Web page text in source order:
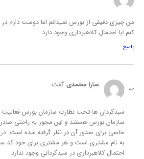
من چیزی دقیقی از بورس نمیدانم اما دوست دارم
کنم ایا احتمال کلاهبرداری وجود دارد
پاسخ
سارا محمدی گفت:
سبدگردان ها تحت نظارت سازمان بورس فعالیت
سازمان بورس هستند و این مجوز به راحتی
خاصی برای صدور آن در نظر گرفته شده است. در
به نام مشتری است و هر مشتری برای خود کد سبد
احتمال کلاهبرداری در سبدگردانی وجود ندارد.